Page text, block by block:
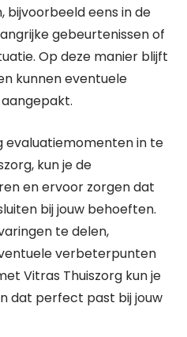
bijvoorbeeld eens in de
gebeurtenissen of
Op deze manier blijft
kunnen eventuele
evaluatiemomenten in te
kun je de
en ervoor zorgen dat
bij jouw behoeften.
te delen,
verbeterpunten
Vitras Thuiszorg kun je
dat perfect past bij jouw